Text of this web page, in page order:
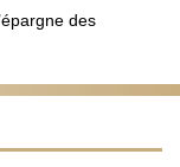
des